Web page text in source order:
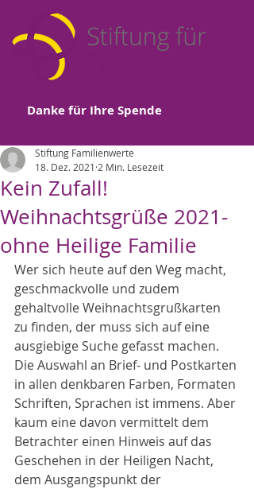
Danke für Ihre Spende
Kein Zufall!
Weihnachtsgrüße 2021-
ohne Heilige Familie
Stiftung Familienwerte
18. Dez. 2021 2 Min. Lesezeit
Wer sich heute auf den Weg macht,
geschmackvolle und zudem
gehaltvolle Weihnachtsgrußkarten
zu finden, der muss sich auf eine
ausgiebige Suche gefasst machen.
Die Auswahl an Brief- und Postkarten
in allen denkbaren Farben, Formaten
Schriften, Sprachen ist immens. Aber
kaum eine davon vermittelt dem
Betrachter einen Hinweis auf das
Geschehen in der Heiligen Nacht,
dem Ausgangspunkt der